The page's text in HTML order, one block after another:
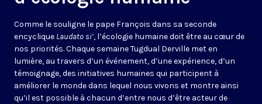
Comme le souligne le pape François dans sa seconde
encyclique Laudato si’, l’écologie humaine doit être au cœur de
nos priorités. Chaque semaine Tugdual Derville met en
lumière, au travers d’un événement, d’une expérience, d’un
témoignage, des initiatives humaines qui participent à
améliorer le monde dans lequel nous vivons et montre ainsi
qu’il est possible à chacun d’entre nous d’être acteur de